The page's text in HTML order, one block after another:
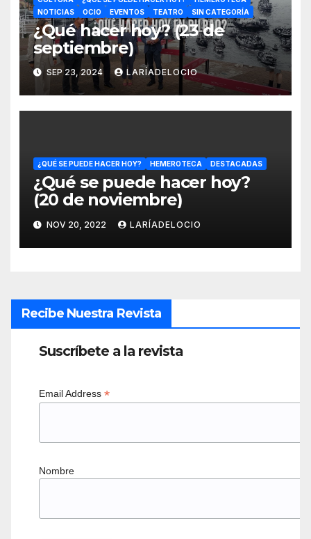
NOTICIAS
OCIO EVENTOS TEATRO SIN CATEGORÍA
¿Qué hacer hoy? (23 de
septiembre)
SEP 23, 2024 LARÍADELOCIO
¿QUÉ SE PUEDE HACER HOY? HEMEROTECA DESTACADAS
¿Qué se puede hacer hoy?
(20 de noviembre)
NOV 20, 2022 LARÍADELOCIO
Recibe Nuestra Revista
Suscríbete a la revista
Email Address *
Nombre